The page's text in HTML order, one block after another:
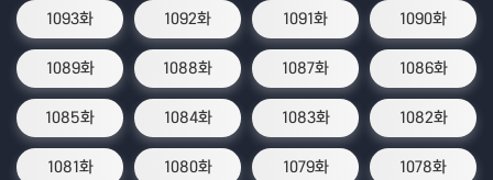
1093화 1092화 1091화 1090화
1089화 1088화 1087화 1086화
1085화 1084화 1083화 1082화
1081화 1080화 1079화 1078화